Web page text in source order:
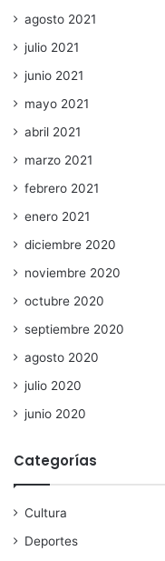
agosto 2021
julio 2021
junio 2021
mayo 2021
abril 2021
marzo 2021
febrero 2021
enero 2021
diciembre 2020
noviembre 2020
octubre 2020
septiembre 2020
agosto 2020
julio 2020
junio 2020
Categorías
Cultura
Deportes